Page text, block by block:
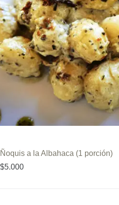
Ñoquis a la Albahaca (1 porción)
$5.000